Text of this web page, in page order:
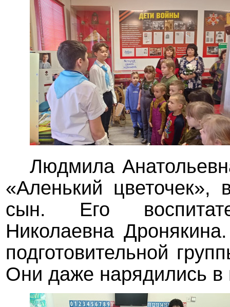
Людмила
«Аленький цветочек»,
сын. Его
Николаевна
подготовительной
Они даже нарядились